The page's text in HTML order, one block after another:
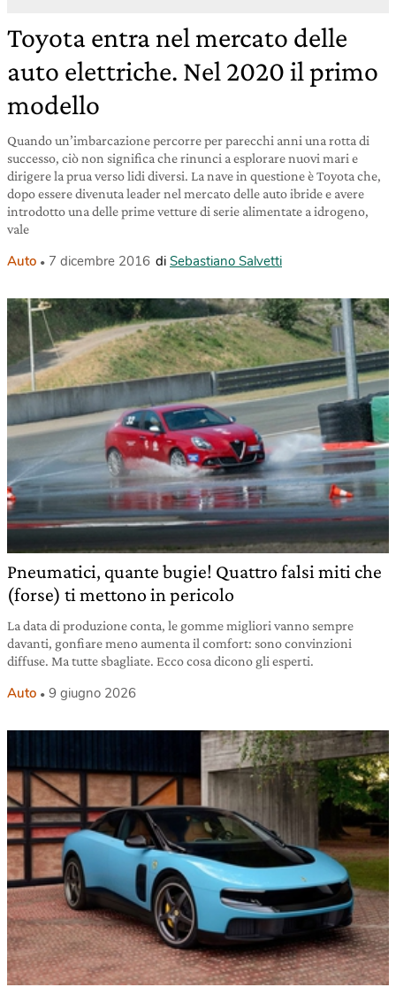
Toyota entra nel mercato delle
auto elettriche. Nel 2020 il primo
modello
Quando un’imbarcazione percorre per parecchi anni una rotta di
successo, ciò non significa che rinunci a esplorare nuovi mari e
dirigere la prua verso lidi diversi. La nave in questione è Toyota che,
dopo essere divenuta leader nel mercato delle auto ibride e avere
introdotto una delle prime vetture di serie alimentate a idrogeno,
vale
Auto 7 dicembre 2016 di Sebastiano Salvetti
Pneumatici, quante bugie! Quattro falsi miti che
(forse) ti mettono in pericolo
La data di produzione conta, le gomme migliori vanno sempre
davanti, gonfiare meno aumenta il comfort: sono convinzioni
diffuse. Ma tutte sbagliate. Ecco cosa dicono gli esperti.
Auto 9 giugno 2026